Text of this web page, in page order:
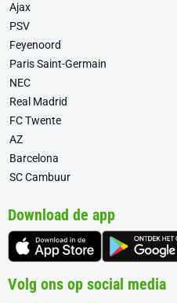
Ajax
PSV
Feyenoord
Paris Saint-Germain
NEC
Real Madrid
FC Twente
AZ
Barcelona
SC Cambuur
Download de app
Volg ons op social media